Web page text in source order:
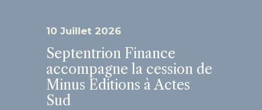
10 Juillet 2026
Septentrion Finance
accompagne la cession de
Minus Editions à Actes
Sud